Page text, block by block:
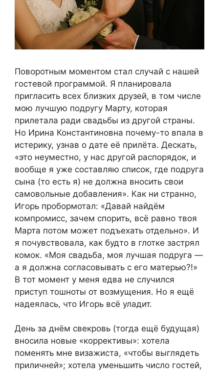
Поворотным моментом стал случай с нашей
гостевой программой. Я планировала
пригласить всех близких друзей, в том числе
мою лучшую подругу Марту, которая
прилетала ради свадьбы из другой страны.
Но Ирина Константиновна почему-то впала в
истерику, узнав о дате её прилёта. Дескать,
«это неуместно, у нас другой распорядок, и
вообще я уже составляю список, где подруга
сына (то есть я) не должна вносить свои
самовольные добавления». Как ни странно,
Игорь пробормотал: «Давай найдём
компромисс, зачем спорить, всё равно твоя
Марта потом может подъехать отдельно». И
я почувствовала, как будто в глотке застрял
комок. «Моя свадьба, моя лучшая подруга —
а я должна согласовывать с его матерью?!»
В тот момент у меня едва не случился
приступ тошноты от возмущения. Но я ещё
надеялась, что Игорь всё уладит.
День за днём свекровь (тогда ещё будущая)
вносила новые «коррективы»: хотела
поменять мне визажиста, «чтобы выглядеть
приличней»; хотела уменьшить число гостей,